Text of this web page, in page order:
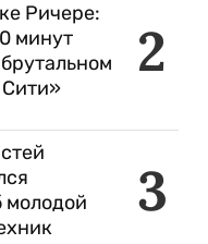
2
Ричере:
минут
3
молодой